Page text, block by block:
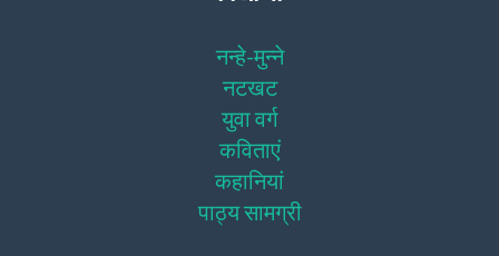
नन्हे-मुन्ने
नटखट
युवा वर्ग
कविताएं
कहानियां
पाठ्य सामग्री